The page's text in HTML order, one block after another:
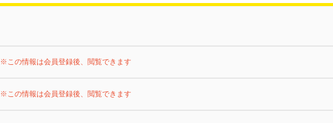
※この情報は会員登録後、閲覧できます
※この情報は会員登録後、閲覧できます